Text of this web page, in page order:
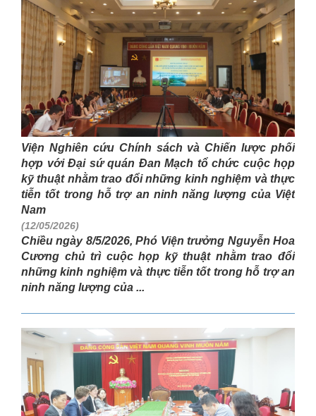
Viện Nghiên cứu Chính sách và Chiến lược phối
hợp với Đại sứ quán Đan Mạch tổ chức cuộc họp
kỹ thuật nhằm trao đổi những kinh nghiệm và thực
tiễn tốt trong hỗ trợ an ninh năng lượng của Việt
Nam
(12/05/2026)
Chiều ngày 8/5/2026, Phó Viện trưởng Nguyễn Hoa
Cương chủ trì cuộc họp kỹ thuật nhằm trao đổi
những kinh nghiệm và thực tiễn tốt trong hỗ trợ an
ninh năng lượng của ...